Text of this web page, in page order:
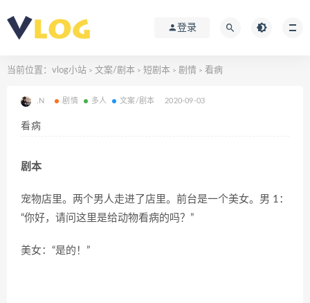
登录
当前位置： vlog小站 > 文案/剧本 > 短剧本 > 剧情 > 看病
.N 剧情 多人 文案/剧本 2020-09-03
看病
剧本
宠物店里。两个男人走进了店里。前台是一个美女。男 1：
“你好，请问这里是给动物看病的吗？”
美女：“是的！”